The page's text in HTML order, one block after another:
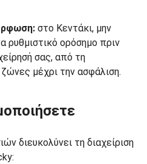
στο Κεντάκι, μην
ρυθμιστικό ορόσημο πριν
σας, από τη
μέχρι την ασφάλιση.
διευκολύνει τη διαχείριση